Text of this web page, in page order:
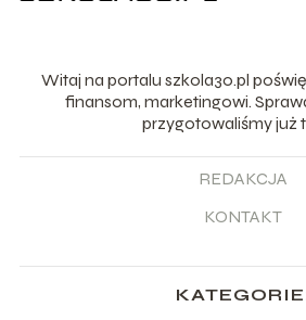
Witaj na portalu szkola30.pl
finansom, marketingowi.
przygotowaliśmy już
REDAKCJA
KONTAKT